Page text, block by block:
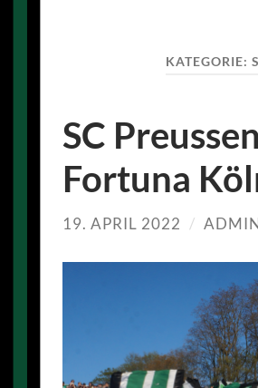
KATEGORIE:
SC
Fortuna
19. APRIL 2022 /